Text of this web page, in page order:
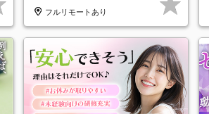
フルリモートあり